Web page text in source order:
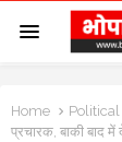
Home Political
प्रचारक, बाकी बाद